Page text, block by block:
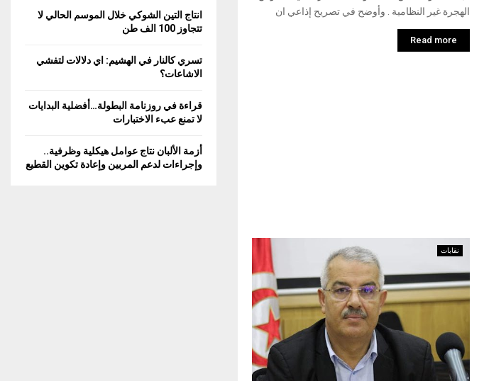
الهجرة غير النظامية . وأوضح في تصريح إذاعي ان
Read more
نقابات
انتاج التين الشوكي خلال الموسم الحالي لا
تتجاوز 100 الف طن
تسري كالنار في الهشيم: اي دلالات لتفشي
الاشاعات؟
قراءة في روزنامة البطولة…أفضلية البدايات
لا تمنع عبء الاختبارات
أزمة الألبان نتاج عوامل هيكلية وظرفية..
وإجراءات لدعم المربين وإعادة تكوين القطيع